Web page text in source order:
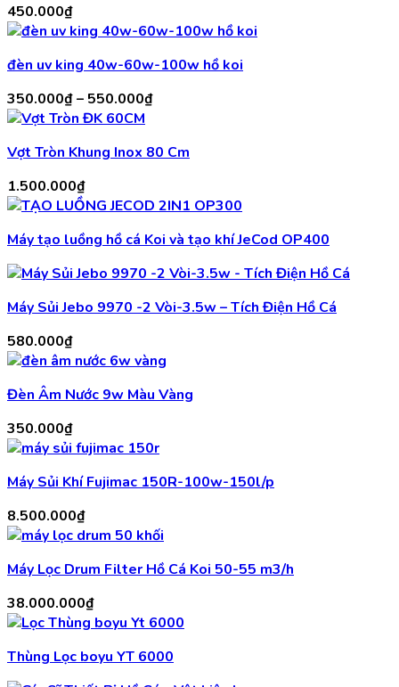
450.000₫
đèn uv king 40w-60w-100w hồ koi
350.000₫– 550.000₫Khoảng
350.000₫
550.000₫
Vợt Tròn Khung Inox 80 Cm
1.500.000₫
Máy tạo luồng hồ cá Koi và tạo khí JeCod OP400
Máy Sủi Jebo 9970 -2 Vòi-3.5w – Tích Điện Hồ Cá
580.000₫
Đèn Âm Nước 9w Màu Vàng
350.000₫
Máy Sủi Khí Fujimac 150R-100w-150l/p
8.500.000₫
Máy Lọc Drum Filter Hồ Cá Koi 50-55 m3/h
38.000.000₫
Thùng Lọc boyu YT 6000